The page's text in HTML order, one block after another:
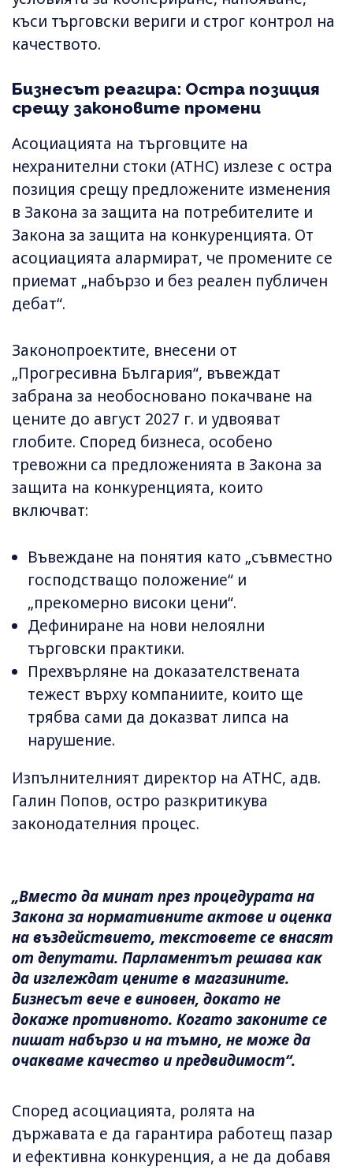
къси търговски вериги и строг контрол на
качеството.
Бизнесът реагира: Остра позиция
срещу законовите промени
Асоциацията на търговците на
нехранителни стоки (АТНС) излезе с остра
позиция срещу предложените изменения
в Закона за защита на потребителите и
Закона за защита на конкуренцията. От
асоциацията алармират, че промените се
приемат „набързо и без реален публичен
дебат“.
Законопроектите, внесени от
„Прогресивна България“, въвеждат
забрана за необосновано покачване на
цените до август 2027 г. и удвояват
глобите. Според бизнеса, особено
тревожни са предложенията в Закона за
защита на конкуренцията, които
включват:
Въвеждане на понятия като „съвместно
господстващо положение“ и
„прекомерно високи цени“.
Дефиниране на нови нелоялни
търговски практики.
Прехвърляне на доказателствената
тежест върху компаниите, които ще
трябва сами да доказват липса на
нарушение.
Изпълнителният директор на АТНС, адв.
Галин Попов, остро разкритикува
законодателния процес.
„Вместо да минат през процедурата на
Закона за нормативните актове и оценка
на въздействието, текстовете се внасят
от депутати. Парламентът решава как
да изглеждат цените в магазините.
Бизнесът вече е виновен, докато не
докаже противното. Когато законите се
пишат набързо и на тъмно, не може да
очакваме качество и предвидимост“.
Според асоциацията, ролята на
държавата е да гарантира работещ пазар
и ефективна конкуренция, а не да добавя